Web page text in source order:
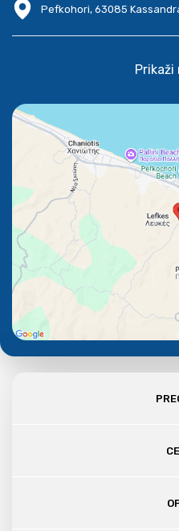
Pefkohori, 63085
Prikaži